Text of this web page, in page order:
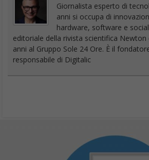
Giornalista esperto di
anni si occupa di
hardware, software e
editoriale della rivista scientifica Newton
anni al Gruppo Sole 24 Ore. È il
responsabile di Digitalic